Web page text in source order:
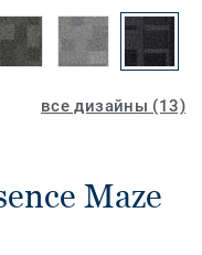
все дизайны (13)
Maze